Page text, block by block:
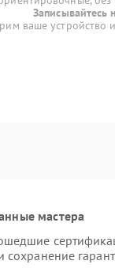
Записывайтесь
ваше устройство
мастера